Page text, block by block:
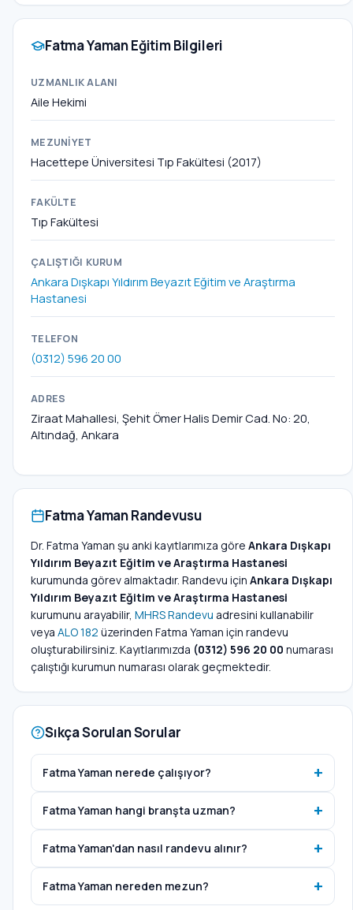
Fatma Yaman Eğitim Bilgileri
UZMANLIK ALANI
Aile Hekimi
MEZUNIYET
Hacettepe Üniversitesi Tıp Fakültesi (2017)
FAKÜLTE
Tıp Fakültesi
ÇALIŞTIĞI KURUM
Ankara Dışkapı Yıldırım Beyazıt Eğitim ve Araştırma
Hastanesi
TELEFON
(0312) 596 20 00
ADRES
Ziraat Mahallesi, Şehit Ömer Halis Demir Cad. No: 20,
Altındağ, Ankara
Fatma Yaman Randevusu
Dr. Fatma Yaman şu anki kayıtlarımıza göre Ankara Dışkapı
Yıldırım Beyazıt Eğitim ve Araştırma Hastanesi
kurumunda görev almaktadır. Randevu için Ankara Dışkapı
Yıldırım Beyazıt Eğitim ve Araştırma Hastanesi
kurumunu arayabilir, MHRS Randevu adresini kullanabilir
veya ALO 182 üzerinden Fatma Yaman için randevu
oluşturabilirsiniz. Kayıtlarımızda (0312) 596 20 00 numarası
çalıştığı kurumun numarası olarak geçmektedir.
Sıkça Sorulan Sorular
Fatma Yaman nerede çalışıyor?
Fatma Yaman hangi branşta uzman?
Fatma Yaman'dan nasıl randevu alınır?
Fatma Yaman nereden mezun?